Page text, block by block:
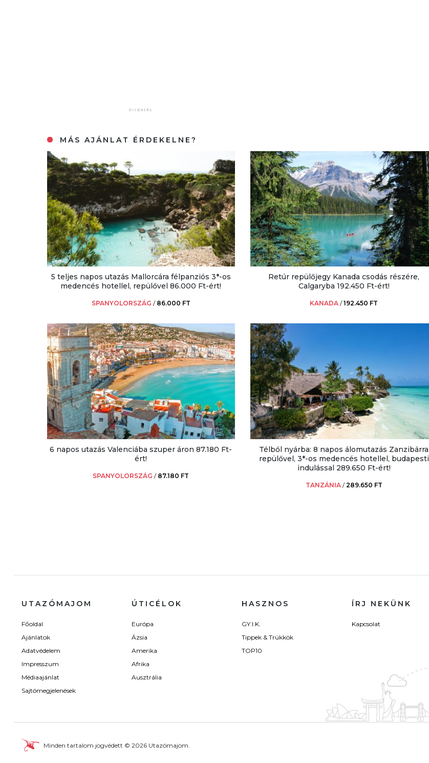
MÁS AJÁNLAT ÉRDEKELNE?
5 teljes napos utazás Mallorcára félpanziós 3*-os
medencés hotellel, repülővel 86.000 Ft-ért!
SPANYOLORSZÁG / 86.000 FT
Retúr repülőjegy Kanada csodás részére,
Calgaryba 192.450 Ft-ért!
KANADA /192.450 FT
6 napos utazás Valenciába szuper áron 87.180 Ft-
ért!
SPANYOLORSZÁG / 87.180 FT
Télből nyárba: 8 napos álomutazás Zanzibárra
repülővel, 3*-os medencés hotellel, budapesti
indulással 289.650 Ft-ért!
TANZÁNIA /289.650 FT
UTAZÓMAJOM
Főoldal
Ajánlatok
Adatvédelem
Impresszum
Médiaajánlat
Sajtómegjelenések
ÚTICÉLOK
Európa
Ázsia
Amerika
Afrika
Ausztrália
HASZNOS
GY.I.K.
Tippek & Trükkök
TOP10
ÍRJ NEKÜNK
Kapcsolat
Minden tartalom jogvédett © 2026 Utazómajom.